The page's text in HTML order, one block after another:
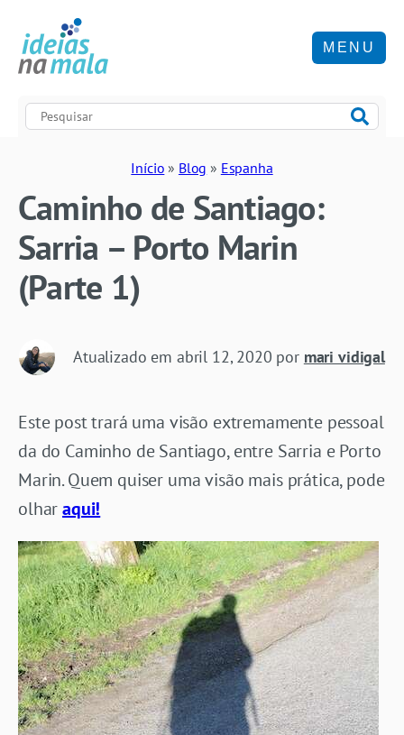
MENU
Início » Blog » Espanha
Caminho de Santiago:
Sarria – Porto Marin
(Parte 1)
Atualizado em abril 12, 2020 por mari vidigal
Este post trará uma visão extremamente pessoal
da do Caminho de Santiago, entre Sarria e Porto
Marin. Quem quiser uma visão mais prática, pode
olharaqui!